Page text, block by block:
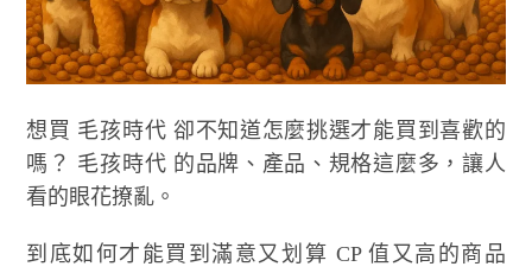
想買 毛孩時代 卻不知道怎麼挑選才能買到喜歡的
嗎？ 毛孩時代 的品牌、產品、規格這麼多，讓人
看的眼花撩亂。
到底如何才能買到滿意又划算 CP 值又高的商品